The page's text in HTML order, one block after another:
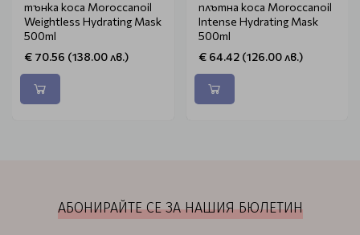
тънка коса Moroccanoil
Weightless Hydrating Mask
500ml
€ 70.56 (138.00 лв.)
плътна коса Moroccanoil
Intense Hydrating Mask
500ml
€ 64.42 (126.00 лв.)
АБОНИРАЙТЕ СЕ ЗА НАШИЯ БЮЛЕТИН